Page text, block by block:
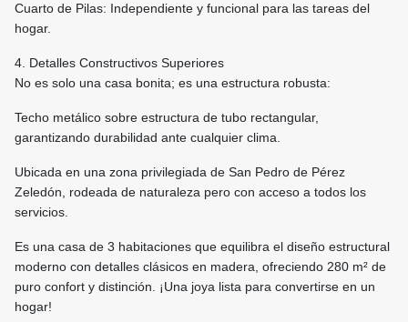
Cuarto de Pilas: Independiente y funcional para las tareas del
hogar.
4. Detalles Constructivos Superiores
No es solo una casa bonita; es una estructura robusta:
Techo metálico sobre estructura de tubo rectangular,
garantizando durabilidad ante cualquier clima.
Ubicada en una zona privilegiada de San Pedro de Pérez
Zeledón, rodeada de naturaleza pero con acceso a todos los
servicios.
Es una casa de 3 habitaciones que equilibra el diseño estructural
moderno con detalles clásicos en madera, ofreciendo 280 m² de
puro confort y distinción. ¡Una joya lista para convertirse en un
hogar!